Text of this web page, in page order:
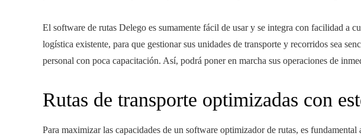
El software de rutas Delego es sumamente fácil de usar y se integra con facilidad a
logística existente, para que gestionar sus unidades de transporte y recorridos sea
personal con poca capacitación. Así, podrá poner en marcha sus operaciones de
Rutas de transporte optimizadas con
Para maximizar las capacidades de un software optimizador de rutas, es